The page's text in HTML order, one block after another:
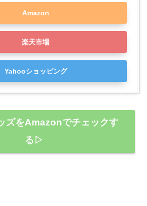
Amazon
楽天市場
Yahooショッピング
ズをAmazonでチェックす
る▷